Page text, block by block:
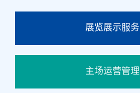
展览展示服务
主场运营管理